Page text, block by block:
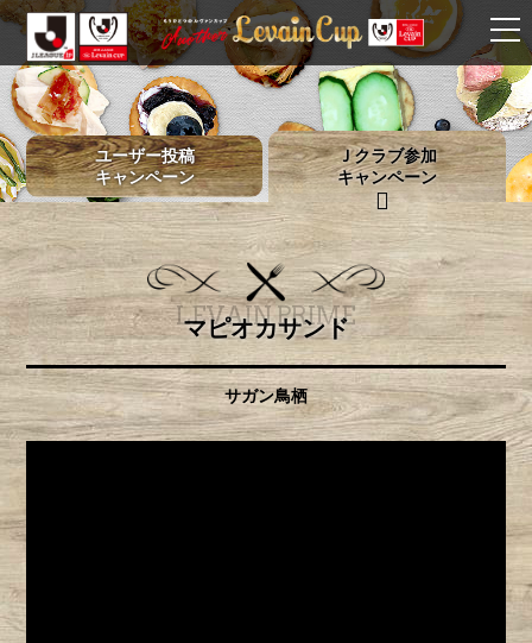
ユーザー投稿
キャンペーン
Ｊクラブ参加
キャンペーン
LEVAIN PRIME
マピオカサンド
サガン鳥栖